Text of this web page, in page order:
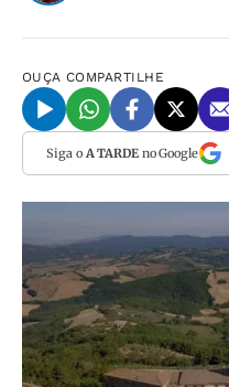
OUÇA COMPARTILHE
Siga o A TARDEno Google